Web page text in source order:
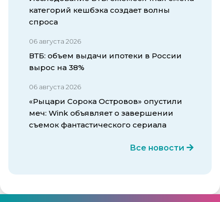
категорий кешбэка создает волны
спроса
06 августа 2026
ВТБ: объем выдачи ипотеки в России
вырос на 38%
06 августа 2026
«Рыцари Сорока Островов» опустили
меч: Wink объявляет о завершении
съемок фантастического сериала
Все новости